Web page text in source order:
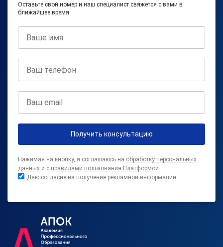
Оставьте свой номер и наш специалист свяжется с вами в
ближайшее время
Получить консультацию
Нажимая на кнопку, я соглашаюсь на обработку персональных
данных и с правилами пользования Платформой
Даю согласие на получение рекламной информации